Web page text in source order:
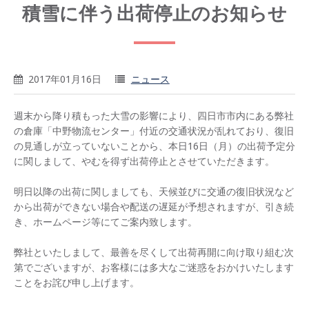
積雪に伴う出荷停止のお知らせ
2017年01月16日 ニュース
週末から降り積もった大雪の影響により、四日市市内にある弊社
の倉庫「中野物流センター」付近の交通状況が乱れており、復旧
の見通しが立っていないことから、本日16日（月）の出荷予定分
に関しまして、やむを得ず出荷停止とさせていただきます。
明日以降の出荷に関しましても、天候並びに交通の復旧状況など
から出荷ができない場合や配送の遅延が予想されますが、引き続
き、ホームページ等にてご案内致します。
弊社といたしまして、最善を尽くして出荷再開に向け取り組む次
第でございますが、お客様には多大なご迷惑をおかけいたします
ことをお詫び申し上げます。